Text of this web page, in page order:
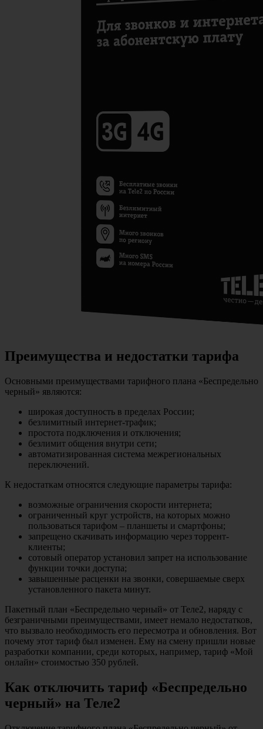
Преимущества и недостатки тарифа
Основными преимуществами тарифного плана «Беспредельно
черный» являются:
широкая доступность в пределах России;
безлимитный интернет-трафик;
простота подключения и отключения;
безлимит общения внутри сети;
автоматизированная система межрегиональных
переключений.
К недостаткам относятся следующие параметры тарифа:
возможные ограничения скорости интернета;
ограниченный круг устройств, на которых можно
пользоваться тарифом – планшеты и смартфоны;
запрещено скачивать информацию через торрент-
клиенты;
сотовый оператор установил запрет на использование
функции точки доступа;
завышенные расценки на звонки, совершаемые сверх
установленного пакета минут.
Пакетный план «Беспредельно черный» от Теле2, наряду с
безграничными преимуществами, имеет немало недостатков,
что вызвало необходимость его пересмотра и обновления. Вот
почему этот тариф был изменен. Ему на смену пришли новые
разработки компании, среди которых, например, тариф «Мой
онлайн» стоимостью 350 рублей.
Как отключить тариф «Беспредельно
черный» на Теле2